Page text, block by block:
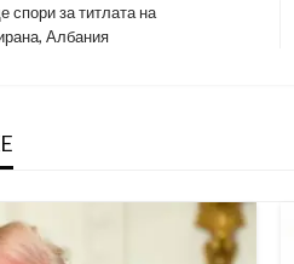
за титлата на
Албания